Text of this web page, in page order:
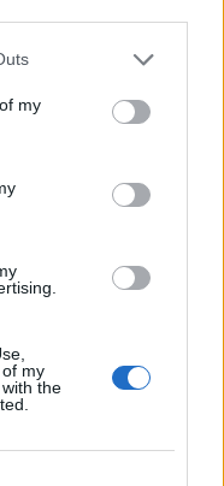
my
my
the
täysin ohi
Sveitsi-peliin –
paluun
Suomen 2.
tilanteesta
– näin katsot